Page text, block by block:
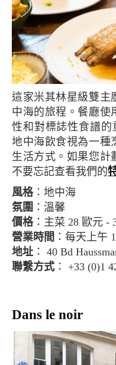
這家米其林星級雙主廚的新餐廳設計得就像環遊地
中海的旅程。餐廳使
性和對標誌性食譜的
地中海飲食視為一種
生活方式。如果您計
不要忘記查看我們的
風格：地中海
氛圍 ：溫馨
價格：主菜 28 歐元 -
營業時間 ：每天上午
地址 ： 40 Bd
聯繫方式 ： +33 (0)1
Dans le noir